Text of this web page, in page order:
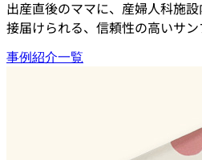
出産直後のママに、産婦人科施
接届けられる、信頼性の高いサン
事例紹介一覧